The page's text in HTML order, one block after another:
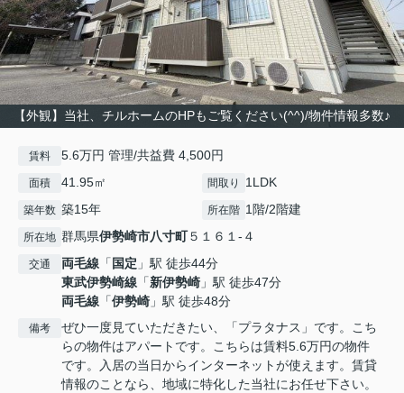
【外観】当社、チルホームのHPもご覧ください(^^)/物件情報多数♪
賃料 5.6万円 管理/共益費 4,500円
面積 41.95㎡ 間取り 1LDK
築年数 築15年 所在階 1階/2階建
所在地 群馬県伊勢崎市八寸町５１６１-４
交通 両毛線 「 国定 」駅 徒歩44分
東武伊勢崎線 「新伊勢崎 」駅 徒歩47分
両毛線 「伊勢崎 」駅 徒歩48分
備考
ぜひ一度見ていただきたい、「プラタナス」です。こち
らの物件はアパートです。こちらは賃料5.6万円の物件
です。入居の当日からインターネットが使えます。賃貸
情報のことなら、地域に特化した当社にお任せ下さい。